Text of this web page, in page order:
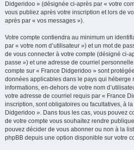
Didgeridoo » (désignée ci-après par « votre
vous publiez après votre inscription et lors de
après par « vos messages »).
Votre compte contiendra au minimum un
par « votre nom d’utilisateur ») et un mot de
de vous connecter à votre compte (désigné ci-
passe ») et une adresse de courriel
compte sur « France Didgeridoo » sont
données applicables dans le pays qui héberge
informations, en-dehors de votre nom
votre adresse de courriel requis par « France
inscription, sont obligatoires ou facultatives, à
Didgeridoo ». Dans tous les cas, vous pouvez
de votre compte vous souhaitez rendre
pouvez décider de vous abonner ou non à la
phpBB depuis une option disponible sur votre